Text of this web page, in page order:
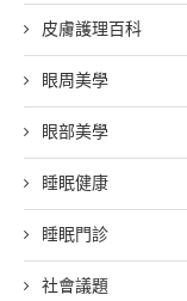
皮膚護理百科
眼周美學
眼部美學
睡眠健康
睡眠門診
社會議題